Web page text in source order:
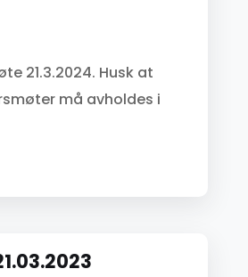
21.3.2024. Husk at
må avholdes i